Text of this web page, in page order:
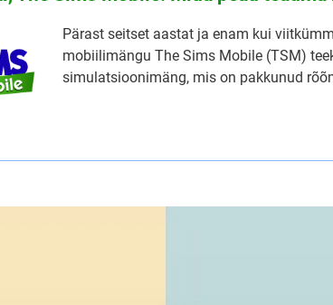
Pärast seitset aastat ja enam kui
mobiilimängu The Sims Mobile (TSM)
simulatsioonimäng, mis on pakkunud